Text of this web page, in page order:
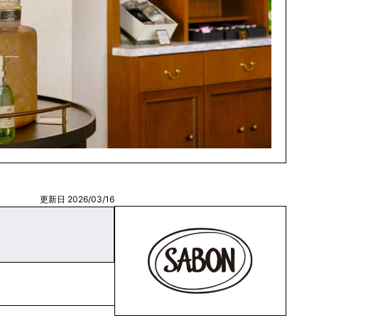
更新日 2026/03/16